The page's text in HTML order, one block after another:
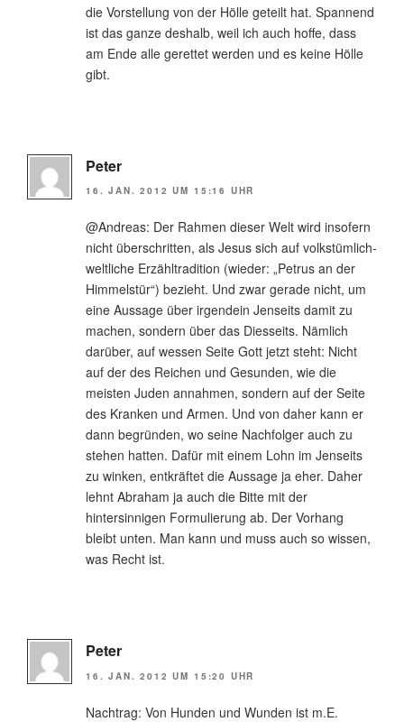
die Vorstellung von der Hölle geteilt hat. Spannend
ist das ganze deshalb, weil ich auch hoffe, dass
am Ende alle gerettet werden und es keine Hölle
gibt.
Peter
16. JAN. 2012 UM 15:16 UHR
@Andreas: Der Rahmen dieser Welt wird insofern
nicht überschritten, als Jesus sich auf volkstümlich-
weltliche Erzähltradition (wieder: „Petrus an der
Himmelstür“) bezieht. Und zwar gerade nicht, um
eine Aussage über irgendein Jenseits damit zu
machen, sondern über das Diesseits. Nämlich
darüber, auf wessen Seite Gott jetzt steht: Nicht
auf der des Reichen und Gesunden, wie die
meisten Juden annahmen, sondern auf der Seite
des Kranken und Armen. Und von daher kann er
dann begründen, wo seine Nachfolger auch zu
stehen hatten. Dafür mit einem Lohn im Jenseits
zu winken, entkräftet die Aussage ja eher. Daher
lehnt Abraham ja auch die Bitte mit der
hintersinnigen Formulierung ab. Der Vorhang
bleibt unten. Man kann und muss auch so wissen,
was Recht ist.
Peter
16. JAN. 2012 UM 15:20 UHR
Nachtrag: Von Hunden und Wunden ist m.E.